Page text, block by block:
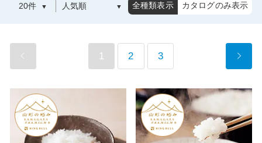
全種類表示 カタログのみ表示
1 2 3